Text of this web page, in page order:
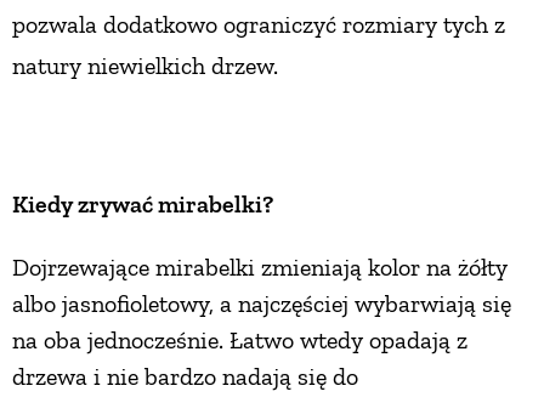
pozwala dodatkowo ograniczyć rozmiary tych z
natury niewielkich drzew.
Kiedy zrywać mirabelki?
Dojrzewające mirabelki zmieniają kolor na żółty
albo jasnofioletowy, a najczęściej wybarwiają się
na oba jednocześnie. Łatwo wtedy opadają z
drzewa i nie bardzo nadają się do